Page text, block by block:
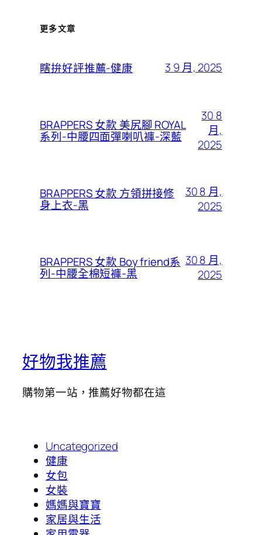
更多文章
瞎拚好評推薦-健康 3 9 月, 2025
BRAPPERS 女款 美尻腳 ROYAL
系列-中腰四面彈喇叭褲-深藍
30 8
月,
2025
BRAPPERS 女款 方領拼接修
身上衣-黑
30 8 月,
2025
BRAPPERS 女款 Boy friend系
列-中腰全棉短褲-黑
30 8 月,
2025
好物我推薦
購物第一站，推薦好物都在這
Uncategorized
健康
女包
女裝
媽媽與寶寶
家居與生活